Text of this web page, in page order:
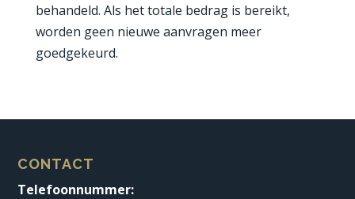
behandeld. Als het totale bedrag is bereikt,
worden geen nieuwe aanvragen meer
goedgekeurd.
CONTACT
Telefoonnummer: